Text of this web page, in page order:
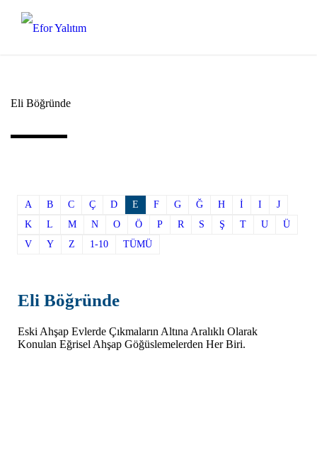
Eli Böğründe
A B C Ç D E F G Ğ H İ I
J
K
L M N O Ö P R S Ş T U
Ü
V
Y Z 1-10 TÜMÜ
Eli Böğründe
Eski Ahşap Evlerde Çıkmaların Altına Aralıklı Olarak
Konulan Eğrisel Ahşap Göğüslemelerden Her Biri.